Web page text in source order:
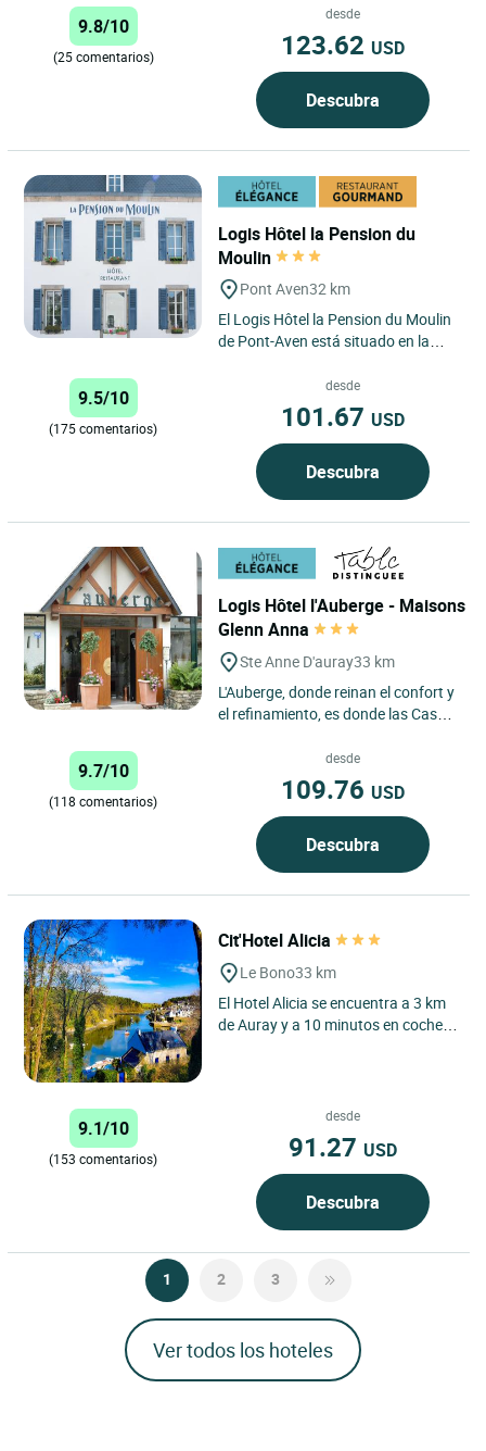
corazón de la ciudad...
9.8/10
(25 comentarios)
desde
123.62 USD
Descubra
Logis Hôtel la Pension du
Moulin
Pont Aven32 km
El Logis Hôtel la Pension du Moulin
de Pont-Aven está situado en la
un entorno idílico...
9.5/10
(175 comentarios)
desde
101.67 USD
Descubra
Logis Hôtel l'Auberge - Maisons
Glenn Anna
Ste Anne D'auray33 km
L'Auberge, donde reinan el confort y
el refinamiento, es donde las Casas
momento único. ...
9.7/10
(118 comentarios)
desde
109.76 USD
Descubra
Cit'Hotel Alicia
Le Bono33 km
El Hotel Alicia se encuentra a 3 km
de Auray y a 10 minutos en coche
9.1/10
(153 comentarios)
desde
91.27 USD
Descubra
1 2 3
Ver todos los hoteles